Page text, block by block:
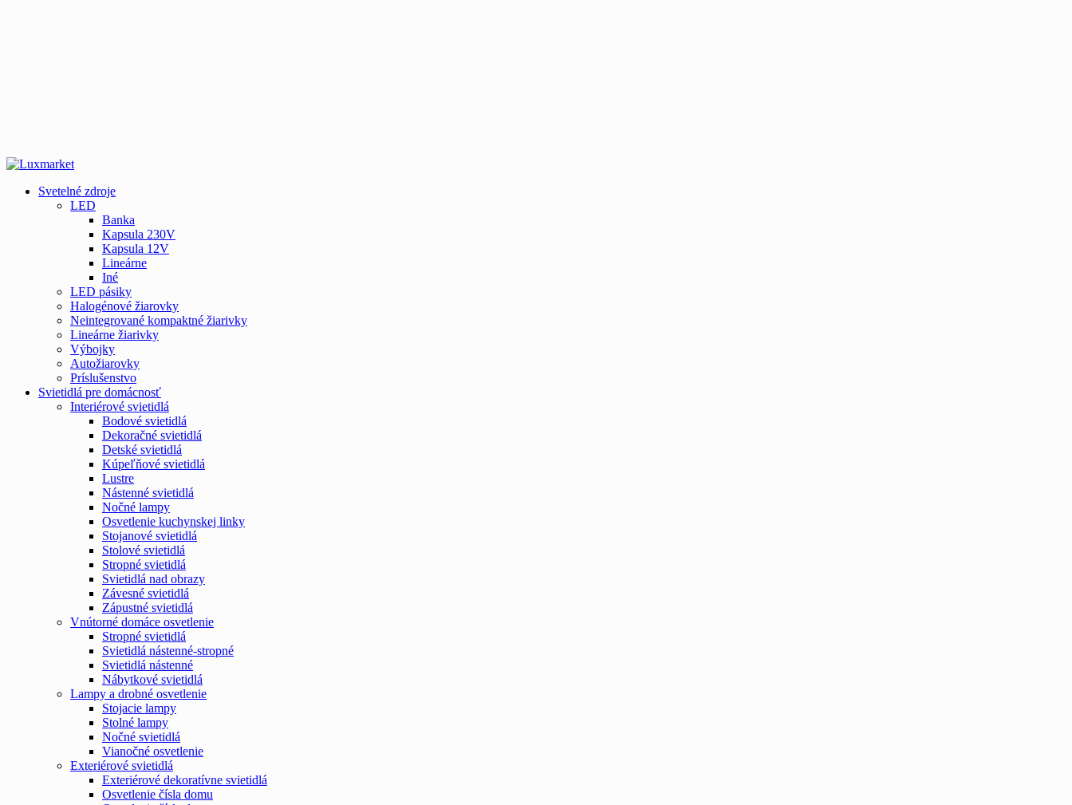
Svetelné zdroje
LED
Banka
Kapsula 230V
Kapsula 12V
Lineárne
Iné
LED pásiky
Halogénové žiarovky
Neintegrované kompaktné žiarivky
Lineárne žiarivky
Výbojky
Autožiarovky
Príslušenstvo
Svietidlá pre domácnosť
Interiérové svietidlá
Bodové svietidlá
Dekoračné svietidlá
Detské svietidlá
Kúpeľňové svietidlá
Lustre
Nástenné svietidlá
Nočné lampy
Osvetlenie kuchynskej linky
Stojanové svietidlá
Stolové svietidlá
Stropné svietidlá
Svietidlá nad obrazy
Závesné svietidlá
Zápustné svietidlá
Vnútorné domáce osvetlenie
Stropné svietidlá
Svietidlá nástenné-stropné
Svietidlá nástenné
Nábytkové svietidlá
Lampy a drobné osvetlenie
Stojacie lampy
Stolné lampy
Nočné svietidlá
Vianočné osvetlenie
Exteriérové svietidlá
Exteriérové dekoratívne svietidlá
Osvetlenie čísla domu